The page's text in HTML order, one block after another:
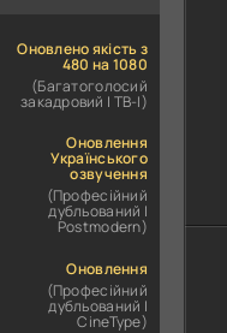
Оновлено якість з
480 на 1080
(Багатоголосий
закадровий | ТВ-І)
Оновлення
Українського
озвучення
(Професійний
дубльований |
Postmodern)
Оновлення
(Професійний
дубльований |
CineType)